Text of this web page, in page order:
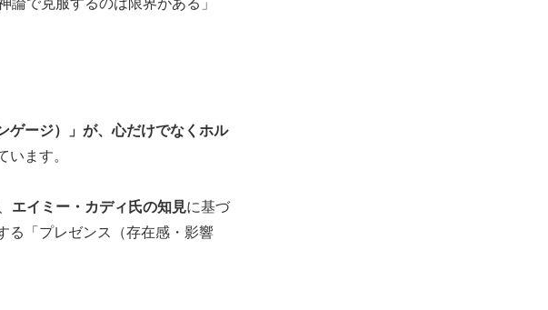
ゲージ）」が、心だけでなくホル
ます。
エイミー・カディ氏の知見に基づ
る「プレゼンス（存在感・影響